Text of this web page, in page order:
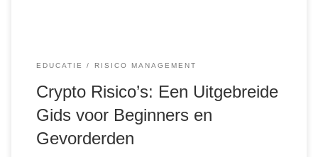
EDUCATIE RISICO MANAGEMENT
Crypto Risico’s: Een Uitgebreide
Gids voor Beginners en
Gevorderden